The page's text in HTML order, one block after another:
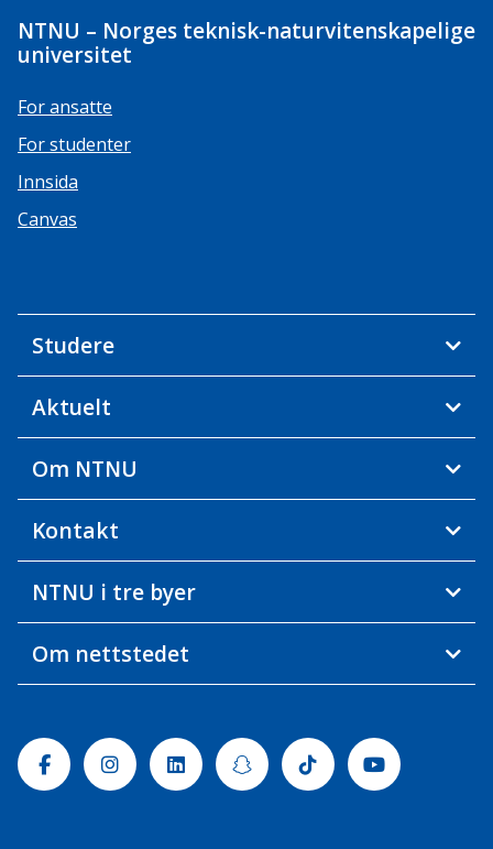
NTNU – Norges teknisk-naturvitenskapelige
universitet
For ansatte
For studenter
Innsida
Canvas
Studere
Aktuelt
Om NTNU
Kontakt
NTNU i tre byer
Om nettstedet
FacebookInstagramLinkedinSnapchatTiktok Youtube